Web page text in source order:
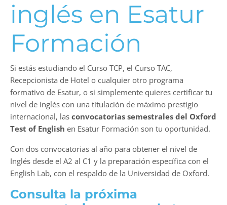
inglés en Esatur
Formación
Si estás estudiando el Curso TCP, el Curso TAC,
Recepcionista de Hotel o cualquier otro programa
formativo de Esatur, o si simplemente quieres certificar tu
nivel de inglés con una titulación de máximo prestigio
internacional, las convocatorias semestrales del Oxford
Test of English en Esatur Formación son tu oportunidad.
Con dos convocatorias al año para obtener el nivel de
Inglés desde el A2 al C1 y la preparación específica con el
English Lab, con el respaldo de la Universidad de Oxford.
Consulta la próxima